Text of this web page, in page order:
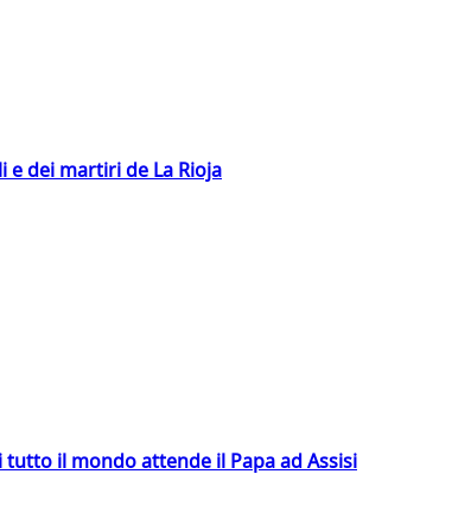
e dei martiri de La Rioja
il mondo attende il Papa ad Assisi